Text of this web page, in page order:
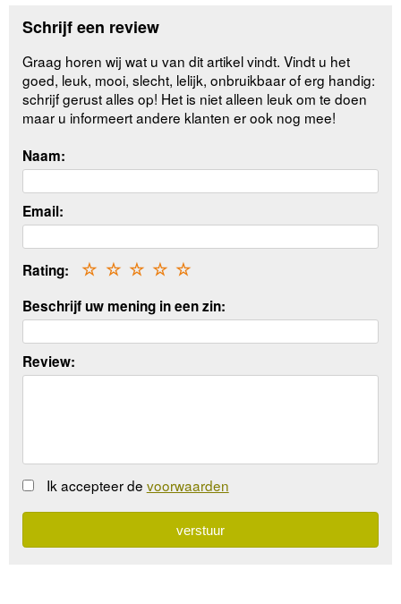
Schrijf een review
Graag horen wij wat u van dit artikel vindt. Vindt u het
goed, leuk, mooi, slecht, lelijk, onbruikbaar of erg handig:
schrijf gerust alles op! Het is niet alleen leuk om te doen
maar u informeert andere klanten er ook nog mee!
Naam:
Email:
Rating: ☆
☆
☆
☆
☆
Beschrijf uw mening in een zin:
Review:
Ik accepteer de voorwaarden